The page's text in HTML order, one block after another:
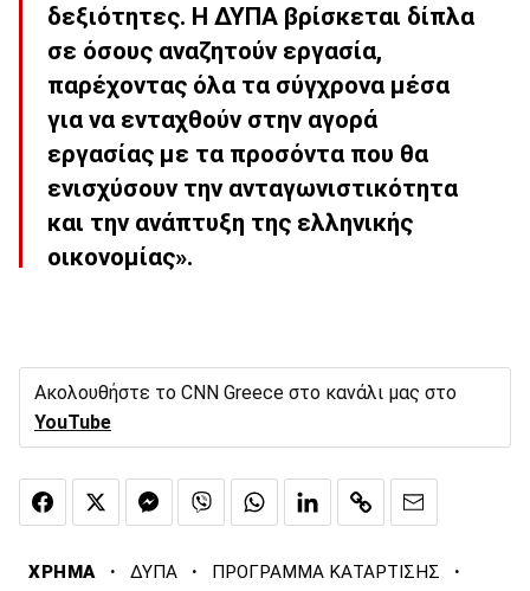
δεξιότητες. Η ΔΥΠΑ βρίσκεται δίπλα
σε όσους αναζητούν εργασία,
παρέχοντας όλα τα σύγχρονα μέσα
για να ενταχθούν στην αγορά
εργασίας με τα προσόντα που θα
ενισχύσουν την ανταγωνιστικότητα
και την ανάπτυξη της ελληνικής
οικονομίας».
Ακολουθήστε το CNN Greece στο κανάλι μας στο
YouTube
ΧΡΗΜΑ · ΔΥΠΑ · ΠΡΟΓΡΑΜΜΑ ΚΑΤΑΡΤΙΣΗΣ ·